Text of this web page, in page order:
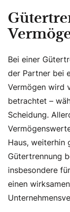
Bei einer
der Partner bei
Vermögen wird
betrachtet –
Scheidung.
Haus, weiterhin
Gütertrennung
insbesondere
einen